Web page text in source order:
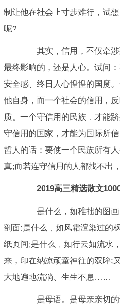
制让他在社会上寸步难行，试
呢?
其实，信用，不仅牵涉
最终影响的，还是人心。试问
安全感、终日人心惶惶的国度
他自身，而一个社会的信用，
质。一个守信用的民族，才能
守信用的国家，才能为国际所
哲人的话：要使一个民族所有
真;而若连守信用的人都找不出
2019高三精选散文1000
是什么，如稚拙的图画
剖面;是什么，如风霜渲染过的
纸页间;是什么，如行云如流水
来，印在纳凉顽童神往的双眸;
大地遍地流淌、生生不息……
是母语。是母亲亲切的